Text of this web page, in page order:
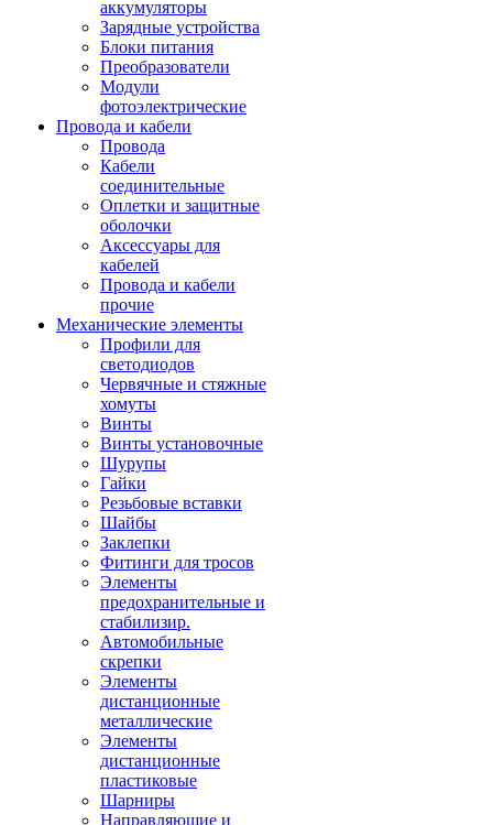
аккумуляторы
Зарядные устройства
Блоки питания
Преобразователи
Модули
фотоэлектрические
Провода и кабели
Провода
Кабели
соединительные
Оплетки и защитные
оболочки
Аксессуары для
кабелей
Провода и кабели
прочие
Механические элементы
Профили для
светодиодов
Червячные и стяжные
хомуты
Винты
Винты установочные
Шурупы
Гайки
Резьбовые вставки
Шайбы
Заклепки
Фитинги для тросов
Элементы
предохранительные и
стабилизир.
Автомобильные
скрепки
Элементы
дистанционные
металлические
Элементы
дистанционные
пластиковые
Шарниры
Направляющие и